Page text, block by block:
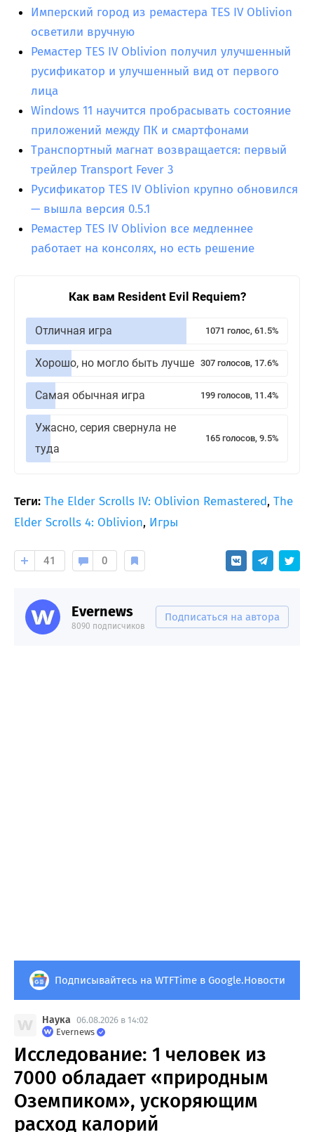
Имперский город из ремастера TES IV Oblivion
осветили вручную
Ремастер TES IV Oblivion получил улучшенный
русификатор и улучшенный вид от первого
лица
Windows 11 научится пробрасывать состояние
приложений между ПК и смартфонами
Транспортный магнат возвращается: первый
трейлер Transport Fever 3
Русификатор TES IV Oblivion крупно обновился
— вышла версия 0.5.1
Ремастер TES IV Oblivion все медленнее
работает на консолях, но есть решение
Как вам Resident Evil Requiem?
Отличная игра 1071 голос, 61.5%
Хорошо, но могло быть лучше 307 голосов, 17.6%
Самая обычная игра 199 голосов, 11.4%
Ужасно, серия свернула не
туда
165 голосов, 9.5%
Теги: The Elder Scrolls IV: Oblivion Remastered, The
Elder Scrolls 4: Oblivion, Игры
41 0
Evernews
8090 подписчиков
Подписаться на автора
Подписывайтесь на WTFTime в Google.Новости
Наука 06.08.2026 в 14:02
Evernews
Исследование: 1 человек из
7000 обладает «природным
Оземпиком», ускоряющим
расход калорий